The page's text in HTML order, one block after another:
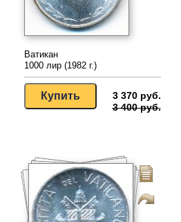
Ватикан
1000 лир (1982 г.)
3 370 руб.
3 400 руб.